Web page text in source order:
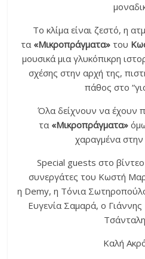
Το κλίμα είναι ζεστό, η
τα «Μικροπράγματα»του
μουσικά μια γλυκόπικρη
σχέσης στην αρχή της,
πάθος στο
Όλα δείχνουν να έχουν
τα «Μικροπράγματα»
χαραγμένα
Special guests στο βίντεο
συνεργάτες του Κωστή
η Demy, η Τόνια
Ευγενία Σαμαρά, ο
Καλή